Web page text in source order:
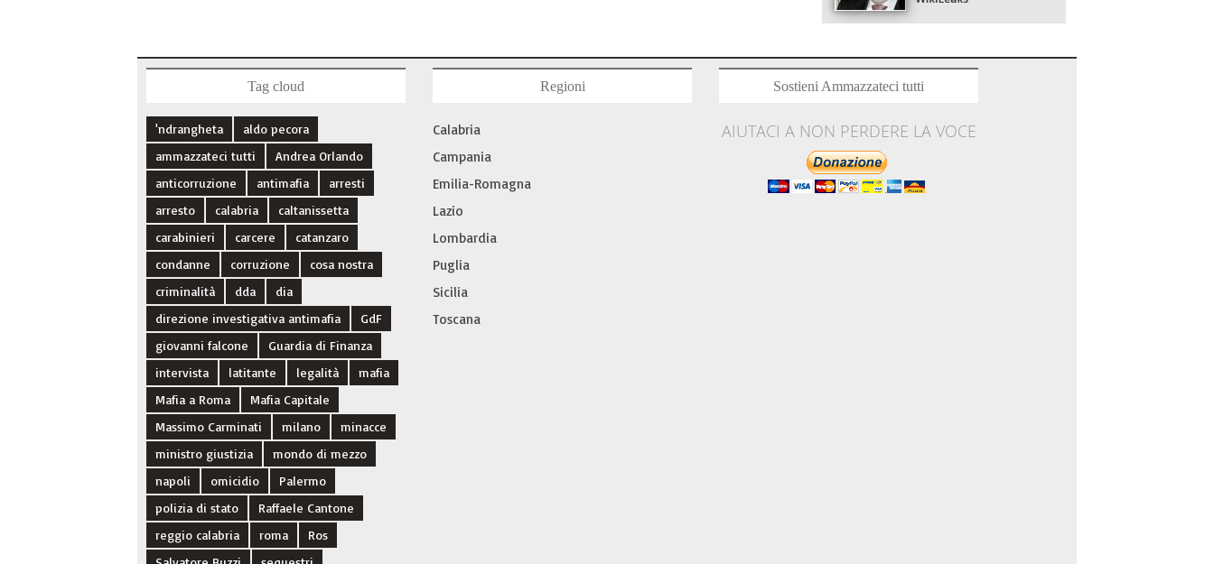
Tag cloud
'ndrangheta
aldo pecora
ammazzateci tutti
Andrea Orlando
anticorruzione
antimafia
arresti
arresto
calabria
caltanissetta
carabinieri
carcere
catanzaro
condanne
corruzione
cosa nostra
criminalità
dda
dia
direzione investigativa antimafia
GdF
giovanni falcone
Guardia di Finanza
intervista
latitante legalità
mafia
Mafia a Roma
Mafia Capitale
Massimo Carminati
milano
minacce
ministro giustizia
mondo di mezzo
napoli
omicidio
Palermo
polizia di stato
Raffaele Cantone
reggio calabria
roma
Ros
Regioni
Calabria
Campania
Emilia-Romagna
Lazio
Lombardia
Puglia
Sicilia
Toscana
Sostieni Ammazzateci tutti
AIUTACI A NON PERDERE LA VOCE